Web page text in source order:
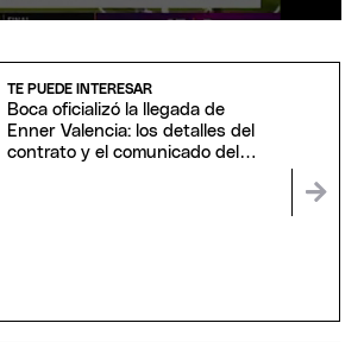
TE PUEDE INTERESAR
Boca oficializó la llegada de
Enner Valencia: los detalles del
contrato y el comunicado del